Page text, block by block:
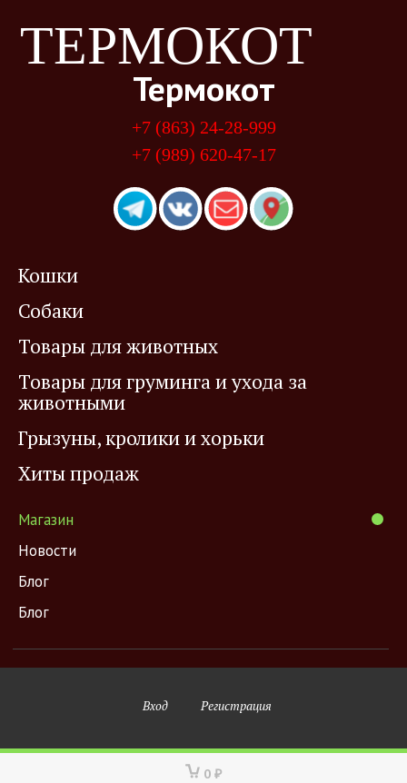
ТЕРМОКОТ
Термокот
+7 (863) 24-28-999
+7 (989) 620-47-17
Кошки
Собаки
Товары для животных
Товары для груминга и ухода за
животными
Грызуны, кролики и хорьки
Хиты продаж
Магазин
Новости
Блог
Блог
Вход Регистрация
0 ₽